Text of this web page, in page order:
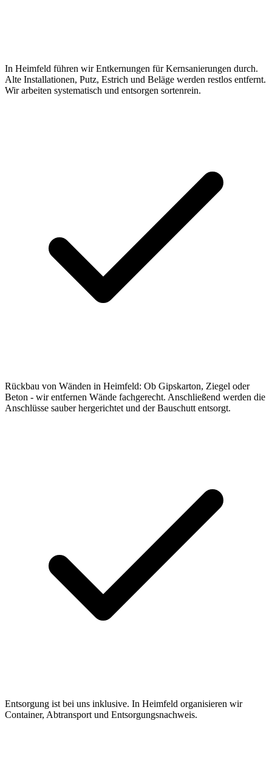
In Heimfeld führen wir Entkernungen für Kernsanierungen durch.
Alte Installationen, Putz, Estrich und Beläge werden restlos entfernt.
Wir arbeiten systematisch und entsorgen sortenrein.
Rückbau von Wänden in Heimfeld: Ob Gipskarton, Ziegel oder
Beton - wir entfernen Wände fachgerecht. Anschließend werden die
Anschlüsse sauber hergerichtet und der Bauschutt entsorgt.
Entsorgung ist bei uns inklusive. In Heimfeld organisieren wir
Container, Abtransport und Entsorgungsnachweis.